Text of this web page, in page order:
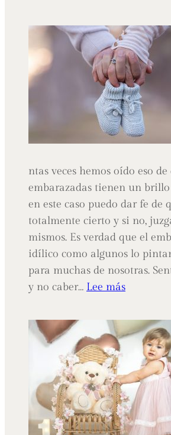
ntas veces hemos oído eso de
embarazadas tienen un brillo
en este caso puedo dar fe de
totalmente cierto y si no,
mismos. Es verdad que el
idílico como algunos lo
para muchas de nosotras.
y no caber… Lee más:
y
su
sonrisa